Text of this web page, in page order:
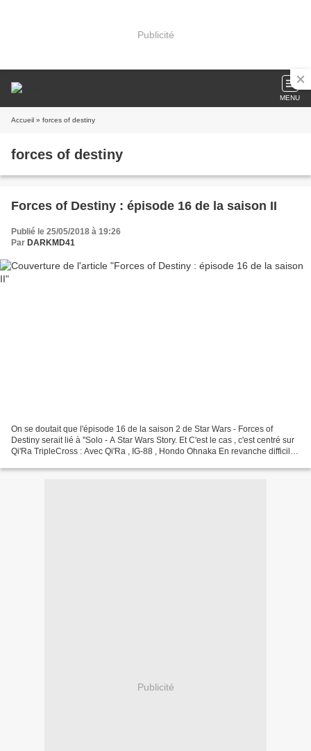
Publicité
MENU
Accueil » forces of destiny
forces of destiny
Forces of Destiny : épisode 16 de la saison II
Publié le 25/05/2018 à 19:26
Par DARKMD41
On se doutait que l'épisode 16 de la saison 2 de Star Wars - Forces of
Destiny serait lié à "Solo - A Star Wars Story. Et C'est le cas , c'est centré sur
Qi'Ra TripleCross : Avec Qi'Ra , IG-88 , Hondo Ohnaka En revanche difficile
Publicité